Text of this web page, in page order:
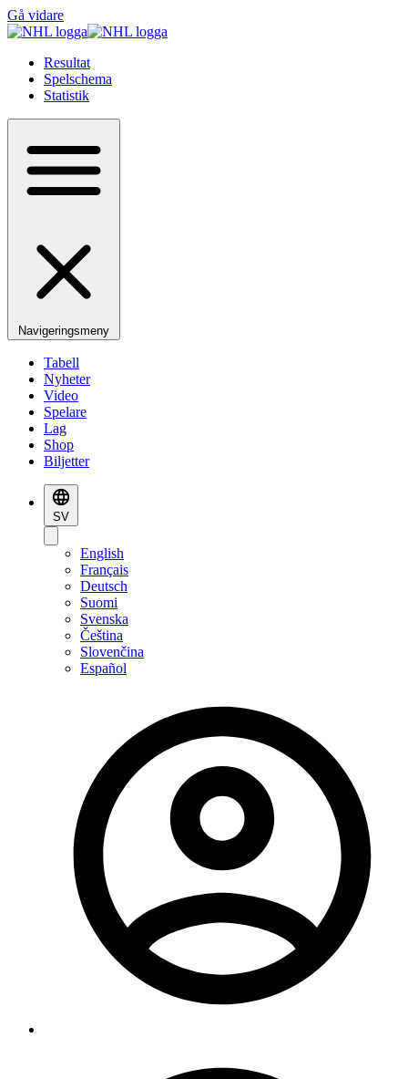
Gå vidare
Resultat
Spelschema
Statistik
Navigeringsmeny
Tabell
Nyheter
Video
Spelare
Lag
Shop
Biljetter
SV
English
Français
Deutsch
Suomi
Svenska
Čeština
Slovenčina
Español